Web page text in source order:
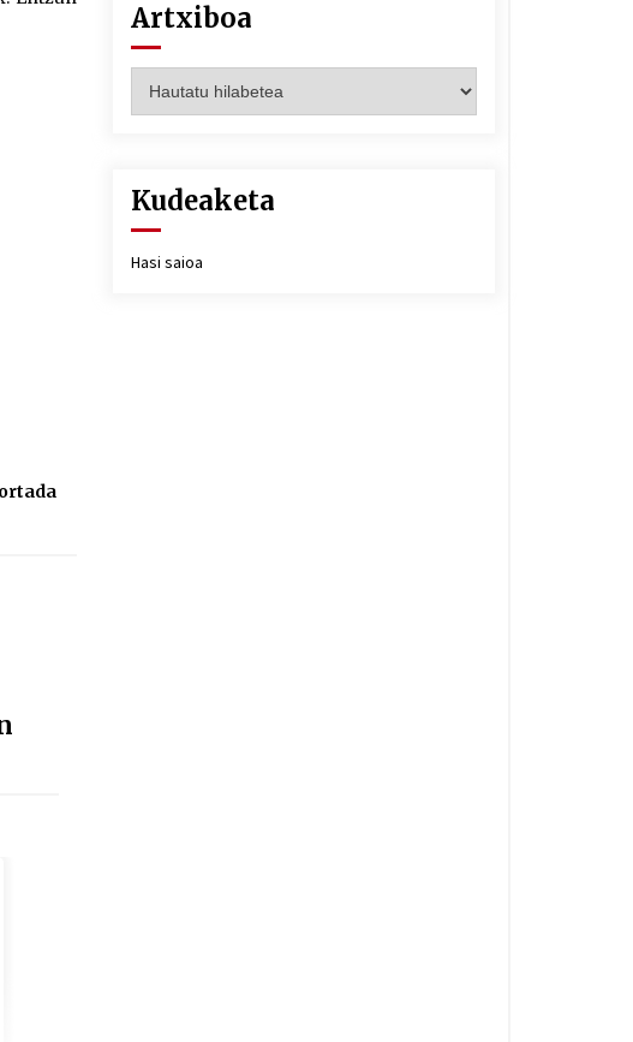
Artxiboa
Kudeaketa
Hasi saioa